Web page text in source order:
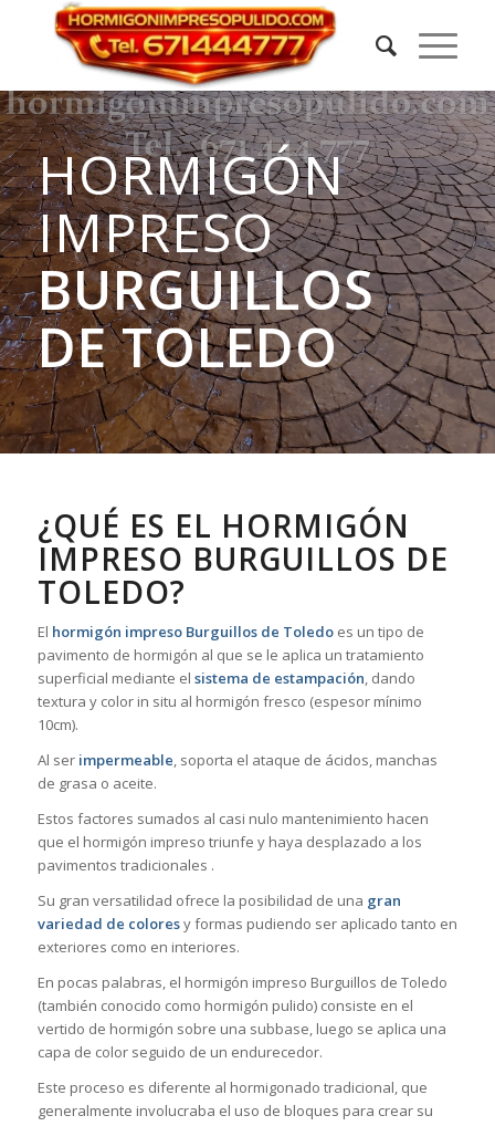
HORMIGÓN
IMPRESO
BURGUILLOS
DE TOLEDO
¿QUÉ ES EL HORMIGÓN
IMPRESO BURGUILLOS DE
TOLEDO?
El hormigón impreso Burguillos de Toledoes un tipo de
pavimento de hormigón al que se le aplica un tratamiento
superficial mediante el sistema de estampación, dando
textura y color in situ al hormigón fresco (espesor mínimo
10cm).
Al ser impermeable, soporta el ataque de ácidos, manchas
de grasa o aceite.
Estos factores sumados al casi nulo mantenimiento hacen
que el hormigón impreso triunfe y haya desplazado a los
pavimentos tradicionales .
Su gran versatilidad ofrece la posibilidad de una gran
variedad de coloresy formas pudiendo ser aplicado tanto en
exteriores como en interiores.
En pocas palabras, el hormigón impreso Burguillos de Toledo
(también conocido como hormigón pulido) consiste en el
vertido de hormigón sobre una subbase, luego se aplica una
capa de color seguido de un endurecedor.
Este proceso es diferente al hormigonado tradicional, que
generalmente involucraba el uso de bloques para crear su